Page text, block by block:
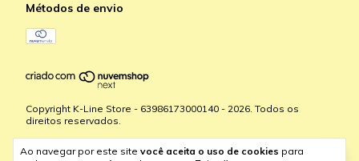
Ao navegar por este site você aceita o uso de cookies para
Métodos de envio
Copyright K-Line Store - 63986173000140 - 2026. Todos os
direitos reservados.